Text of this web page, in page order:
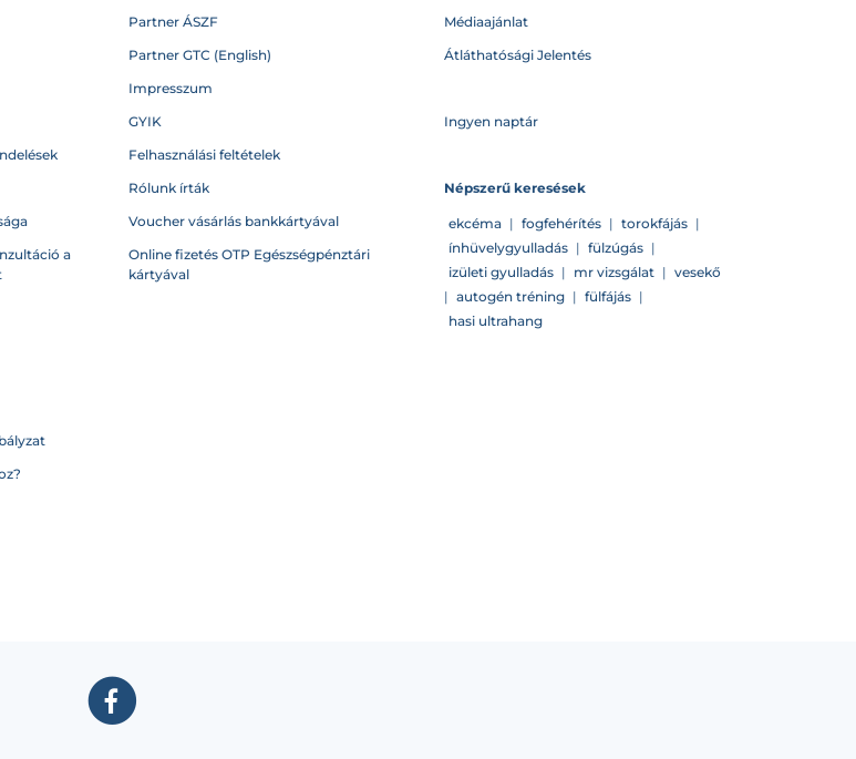
a
Partner ÁSZF
Partner GTC (English)
Impresszum
GYIK
Felhasználási feltételek
Rólunk írták
Voucher vásárlás bankkártyával
Online fizetés OTP Egészségpénztári
kártyával
Médiaajánlat
Átláthatósági Jelentés
Ingyen naptár
Népszerű keresések
ekcéma | fogfehérítés | torokfájás |
ínhüvelygyulladás | fülzúgás |
izületi gyulladás | mr vizsgálat | vesekő
| autogén tréning | fülfájás |
hasi ultrahang